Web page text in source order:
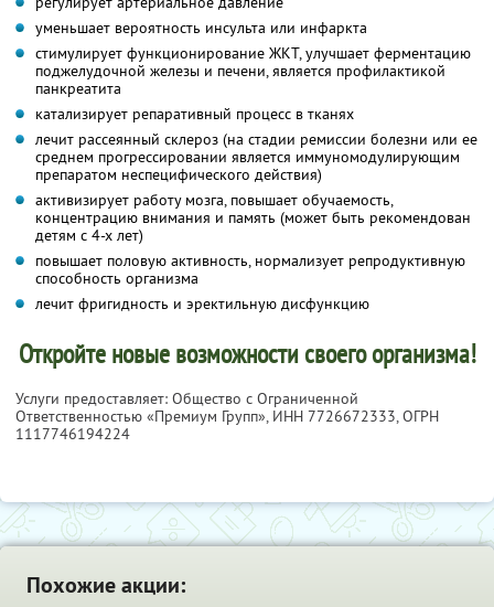
уменьшает вероятность инсульта или инфаркта
стимулирует функционирование ЖКТ, улучшает ферментацию
поджелудочной железы и печени, является профилактикой
панкреатита
катализирует репаративный процесс в тканях
лечит рассеянный склероз (на стадии ремиссии болезни или ее
среднем прогрессировании является иммуномодулирующим
препаратом неспецифического действия)
активизирует работу мозга, повышает обучаемость,
концентрацию внимания и память (может быть рекомендован
детям с 4-х лет)
повышает половую активность, нормализует репродуктивную
способность организма
лечит фригидность и эректильную дисфункцию
Откройте новые возможности своего организма!
Услуги предоставляет: Общество с Ограниченной
Ответственностью «Премиум Групп», ИНН 7726672333, ОГРН
1117746194224
Похожие акции: